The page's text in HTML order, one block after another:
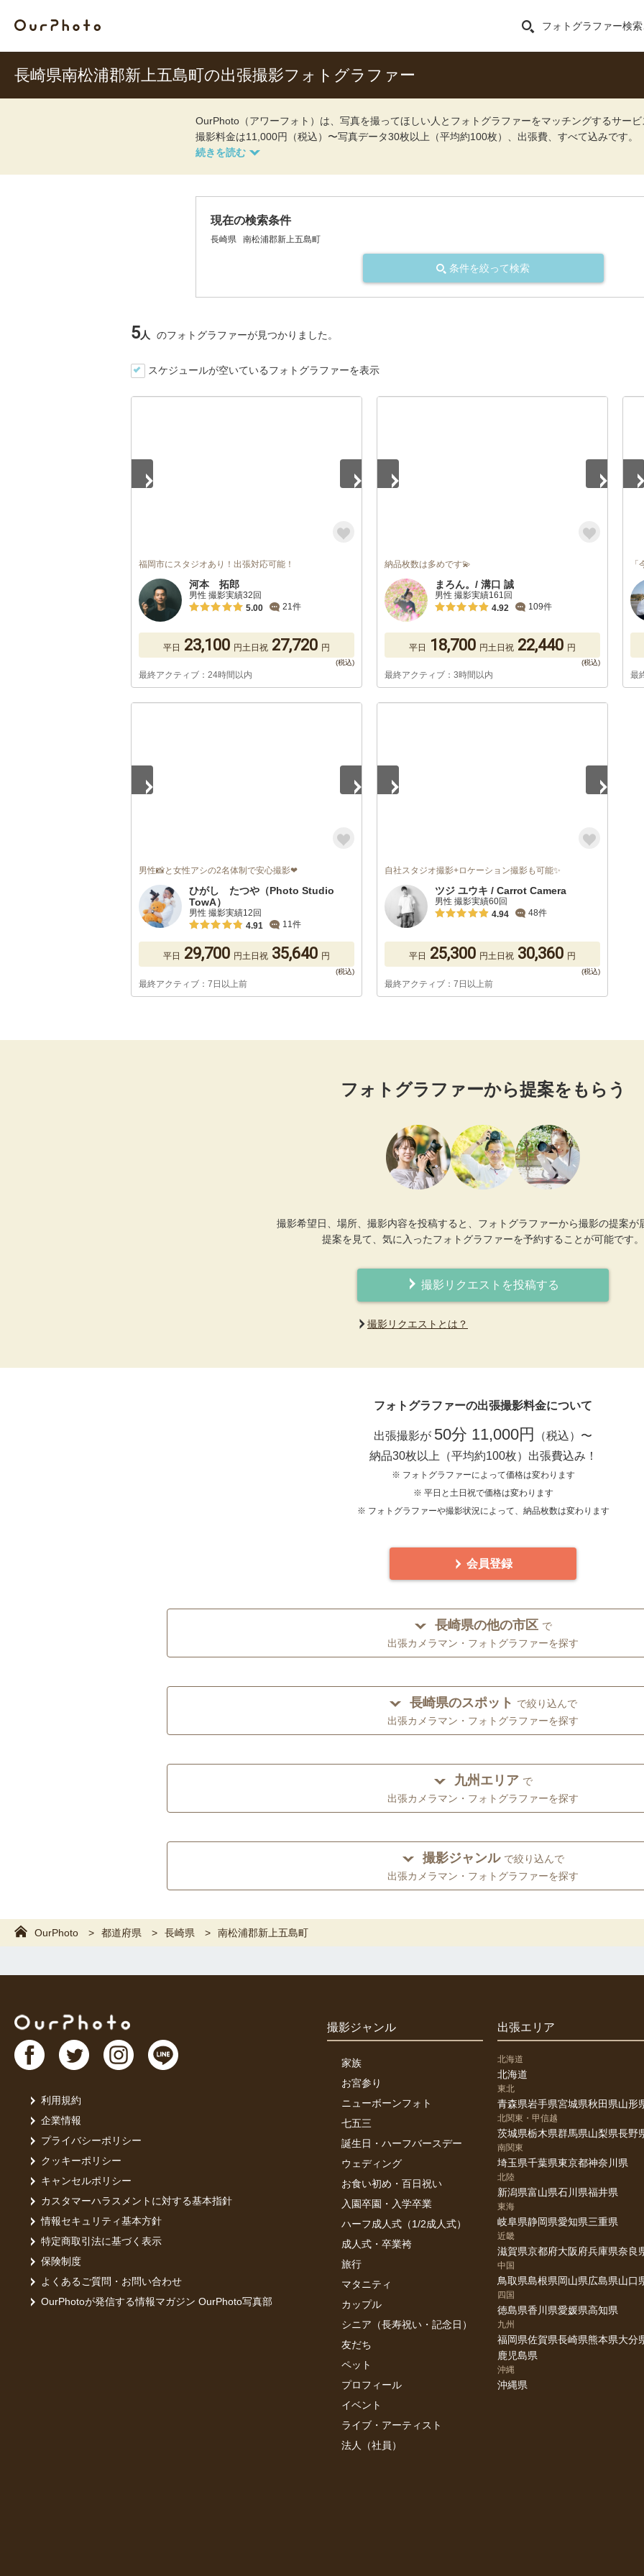
フォトグラファー検索
長崎県南松浦郡新上五島町の出張撮影フォトグラファー
OurPhoto（アワーフォト）は、写真を撮ってほしい人とフォトグラファーをマッチングするサービ
撮影料金は11,000円（税込）〜写真データ30枚以上（平均約100枚）、出張費、すべて込みです。
現在の検索条件
長崎県 南松浦郡新上五島町
条件を絞って検索
5人 のフォトグラファーが見つかりました。
スケジュールが空いているフォトグラファーを表示
福岡市にスタジオあり！出張対応可能！
河本 拓郎
男性 撮影実績32回
5.00
21件
平日 23,100 円土日祝 27,720 円
最終アクティブ：24時間以内
納品枚数は多めです💫
まろん。/ 溝口 誠
男性 撮影実績161回
4.92
109件
平日 18,700 円土日祝 22,440 円
最終アクティブ：3時間以内 最
男性📸と女性アシの2名体制で安心撮影❤
ひがし たつや（Photo Studio
TowA）
男性 撮影実績12回
4.91
11件
平日 29,700 円土日祝 35,640 円
最終アクティブ：7日以上前
自社スタジオ撮影+ロケーション撮影も可能✨
ツジ ユウキ / Carrot Camera
男性 撮影実績60回
4.94
48件
平日 25,300 円土日祝 30,360 円
最終アクティブ：7日以上前
フォトグラファーから提案をもらう
撮影希望日、場所、撮影内容を投稿すると、フォトグラファーから撮影の提案が
提案を見て、気に入ったフォトグラファーを予約することが可能です。
撮影リクエストを投稿する
撮影リクエストとは？
フォトグラファーの出張撮影料金について
出張撮影が 50分 11,000円
（税込）〜
納品30枚以上（平均約100枚）出張費込み！
※ フォトグラファーによって価格は変わります
※ 平日と土日祝で価格は変わります
※ フォトグラファーや撮影状況によって、納品枚数は変わります
会員登録
長崎県の他の市区 で
出張カメラマン・フォトグラファーを探す
長崎県のスポット で絞り込んで
出張カメラマン・フォトグラファーを探す
九州エリア で
出張カメラマン・フォトグラファーを探す
撮影ジャンル で絞り込んで
出張カメラマン・フォトグラファーを探す
OurPhoto 都道府県 長崎県 南松浦郡新上五島町
利用規約
企業情報
プライバシーポリシー
クッキーポリシー
キャンセルポリシー
カスタマーハラスメントに対する基本指針
情報セキュリティ基本方針
特定商取引法に基づく表示
保険制度
よくあるご質問・お問い合わせ
OurPhotoが発信する情報マガジン OurPhoto写真部
撮影ジャンル
家族
お宮参り
ニューボーンフォト
七五三
誕生日・ハーフバースデー
ウェディング
お食い初め・百日祝い
入園卒園・入学卒業
ハーフ成人式（1/2成人式）
成人式・卒業袴
旅行
マタニティ
カップル
シニア（長寿祝い・記念日）
友だち
ペット
プロフィール
イベント
ライブ・アーティスト
法人（社員）
出張エリア
北海道
北海道
東北
青森県岩手県宮城県秋田県山形
北関東・甲信越
茨城県栃木県群馬県山梨県長野
南関東
埼玉県千葉県東京都神奈川県
北陸
新潟県富山県石川県福井県
東海
岐阜県静岡県愛知県三重県
近畿
滋賀県京都府大阪府兵庫県奈良
中国
鳥取県島根県岡山県広島県山口
四国
徳島県香川県愛媛県高知県
九州
福岡県佐賀県長崎県熊本県大分
鹿児島県
沖縄
沖縄県